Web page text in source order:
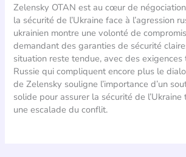
Zelensky OTAN est au cœur de
la sécurité de l’Ukraine face à l’agression
ukrainien montre une volonté de
demandant des garanties de sécurité
situation reste tendue, avec des
Russie qui compliquent encore plus le
de Zelensky souligne l’importance d’un
solide pour assurer la sécurité de
une escalade du conflit.